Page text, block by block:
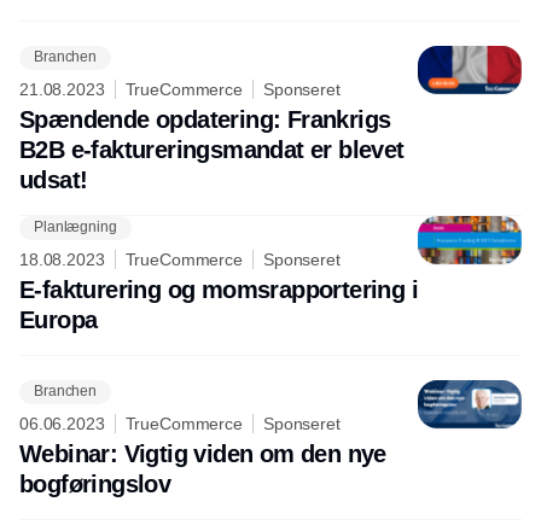
Branchen
21.08.2023 TrueCommerce Sponseret
Spændende opdatering: Frankrigs
B2B e-faktureringsmandat er blevet
udsat!
Planlægning
18.08.2023 TrueCommerce Sponseret
E-fakturering og momsrapportering i
Europa
Branchen
06.06.2023 TrueCommerce Sponseret
Webinar: Vigtig viden om den nye
bogføringslov